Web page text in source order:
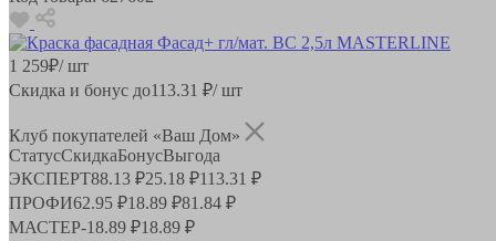
1 259₽/ шт
Скидка и бонус до113.31 ₽/ шт
Клуб покупателей «Ваш Дом»
СтатусСкидкаБонусВыгода
ЭКСПЕРТ88.13 ₽25.18 ₽113.31 ₽
ПРОФИ62.95 ₽18.89 ₽81.84 ₽
МАСТЕР-18.89 ₽18.89 ₽